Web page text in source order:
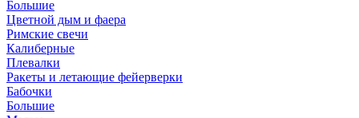
Большие
Цветной дым и фаера
Римские свечи
Калиберные
Плевалки
Ракеты и летающие фейерверки
Бабочки
Большие